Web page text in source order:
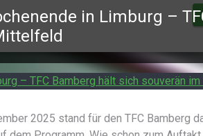
in Limburg –
2025 stand für den TFC Bamberg